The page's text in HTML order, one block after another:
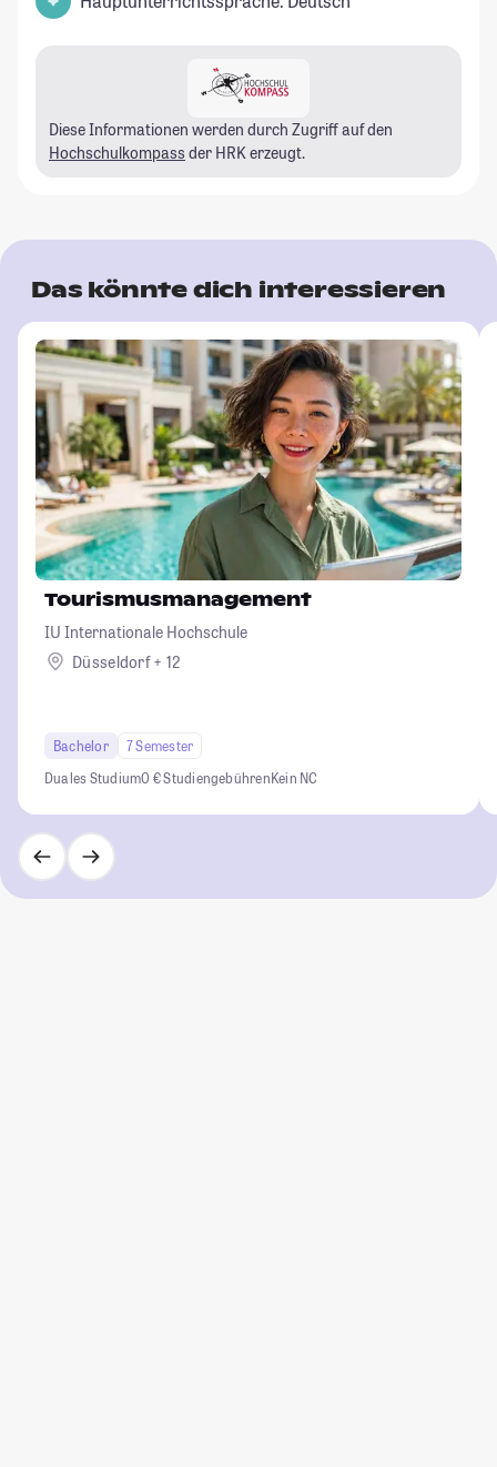
Diese Informationen werden durch Zugriff auf den
Hochschulkompass der HRK erzeugt.
Das könnte dich interessieren
Tourismusmanagement
IU Internationale Hochschule
Düsseldorf + 12
Bachelor
7 Semester
Duales Studium0 € StudiengebührenKein NC